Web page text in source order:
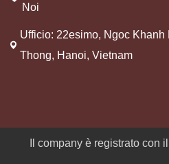
Noi
Ufficio: 22esimo, Ngoc Khanh
Thong, Hanoi, Vietnam
Il company è registrato